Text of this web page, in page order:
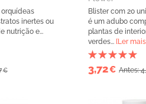
inertes ou
nutrição e...
€
Blister com 20
é um adubo
plantas de
verdes... [Ler
3,72€ Antes: